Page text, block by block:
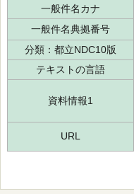
一般件名カナ
一般件名典拠番号
分類：都立NDC10版
テキストの言語
資料情報1
URL